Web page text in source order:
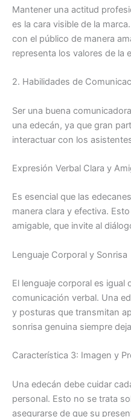
Mantener una actitud
es la cara visible de la
con el público de manera
representa los valores de la
2. Habilidades de
Ser una buena
una edecán, ya que gran
interactuar con los
Expresión Verbal Clara y
Es esencial que las
manera clara y efectiva.
amigable, que invite al
Lenguaje Corporal y Sonrisa
El lenguaje corporal es igual
comunicación verbal. Una
y posturas que transmitan
sonrisa genuina siempre
Característica 3: Imagen y
Una edecán debe cuidar
personal. Esto no se trata
asegurarse de que su